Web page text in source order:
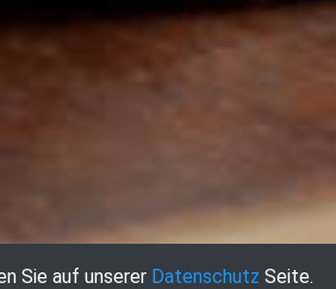
Sie auf unserer Datenschutz Seite.